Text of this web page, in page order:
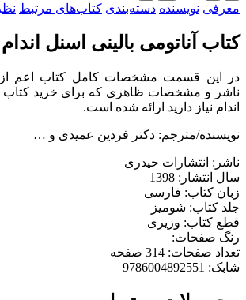
معرفی نویسنده دسته‌بندی کتاب‌های مرتبط
کتاب آناتومی بالینی اسنل اندام
در این قسمت مشخصات کامل کتاب اعم از
ناشر و مشخصات ظاهری که برای خرید کتاب
اندام نیاز دارید ارائه شده است.
نویسنده/مترجم: دکتر فردین عمیدی و …
ناشر: انتشارات حیدری
سال انتشار: 1398
زبان کتاب: فارسی
جلد کتاب: شومیز
قطع کتاب: وزیری
رنگ صفحات:
تعداد صفحات: 314 صفحه
شابک: 9786004892551